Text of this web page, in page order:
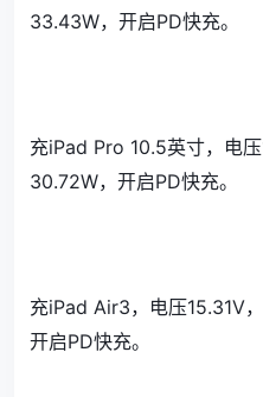
33.43W，开启PD快充。
充iPad Pro 10.5英寸，电
30.72W，开启PD快充。
充iPad Air3，电压15.31V
开启PD快充。